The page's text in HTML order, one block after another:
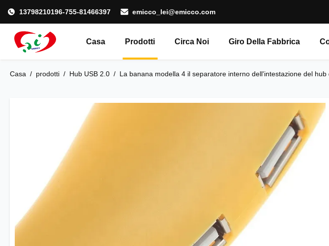
13798210196-755-81466397 emicco_lei@emicco.com
Casa Prodotti Circa Noi Giro Della Fabbrica
Casa / prodotti / Hub USB 2.0 / La banana modella 4 il separatore interno dell'intestazione del